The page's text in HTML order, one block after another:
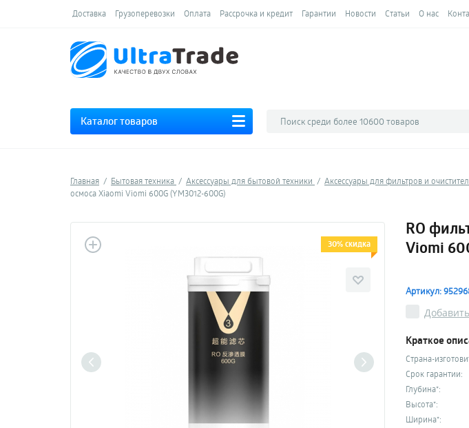
Доставка Грузоперевозки Оплата Рассрочка и кредит Гарантии Новости Статьи О нас
Каталог товаров
Главная Бытовая техника Аксессуары для бытовой техники Аксессуары для фильтров и
осмоса Xiaomi Viomi 600G (YM3012-600G)
30% скидка
RO
Viomi
Артикул:
Краткое
Страна-
Срок гарантии:
Глубина*:
Высота*:
Ширина*: